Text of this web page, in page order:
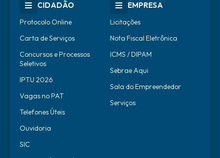
CIDADÃO
Protocolo Online
Carta de Serviços
Concursos e Processos
Seletivos
IPTU 2026
Vagas no PAT
Telefones Úteis
Ouvidoria
SIC
EMPRESA
Licitações
Nota Fiscal Eletrônica
ICMS / DIPAM
Sebrae Aqui
Sala do Empreendedor
Serviços